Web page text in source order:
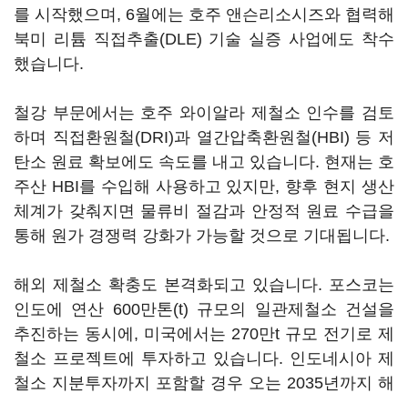
를 시작했으며, 6월에는 호주 앤슨리소시즈와 협력해
북미 리튬 직접추출(DLE) 기술 실증 사업에도 착수
했습니다.
철강 부문에서는 호주 와이알라 제철소 인수를 검토
하며 직접환원철(DRI)과 열간압축환원철(HBI) 등 저
탄소 원료 확보에도 속도를 내고 있습니다. 현재는 호
주산 HBI를 수입해 사용하고 있지만, 향후 현지 생산
체계가 갖춰지면 물류비 절감과 안정적 원료 수급을
통해 원가 경쟁력 강화가 가능할 것으로 기대됩니다.
해외 제철소 확충도 본격화되고 있습니다. 포스코는
인도에 연산 600만톤(t) 규모의 일관제철소 건설을
추진하는 동시에, 미국에서는 270만t 규모 전기로 제
철소 프로젝트에 투자하고 있습니다. 인도네시아 제
철소 지분투자까지 포함할 경우 오는 2035년까지 해